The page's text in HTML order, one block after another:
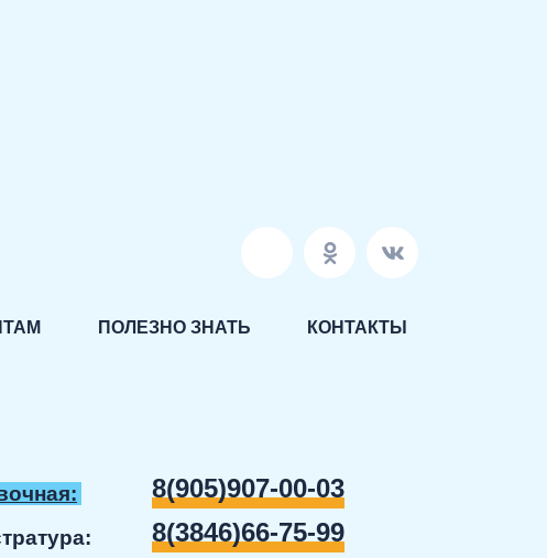
ПОЛЕЗНО ЗНАТЬ КОНТАКТЫ
8(905)907-00-03
8(3846)66-75-99